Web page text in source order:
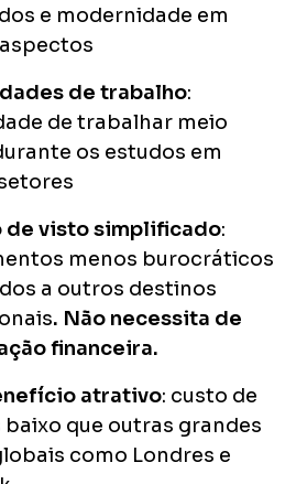
e modernidade em
de trabalho:
de trabalhar meio
os estudos em
de visto simplificado:
menos burocráticos
a outros destinos
. Não necessita de
financeira.
atrativo: custo de
baixo que outras grandes
como Londres e